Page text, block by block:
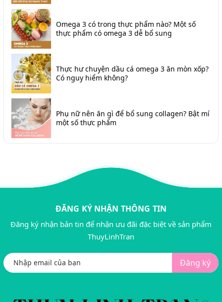
Omega 3 có trong thực phẩm nào? Một số
thực phẩm có omega 3 dễ bổ sung
Thực hư chuyện dầu cá omega 3 ăn mòn xốp?
Có nguy hiểm không?
Phụ nữ nên ăn gì để bổ sung collagen? Bật mí
một số thực phẩm
ĐĂNG KÝ NHẬN THÔNG TIN
Đăng ký nhận bản tin để nhận ưu đãi đặc biệt về sản phẩm
ThuyLinhTran
Đăng ký